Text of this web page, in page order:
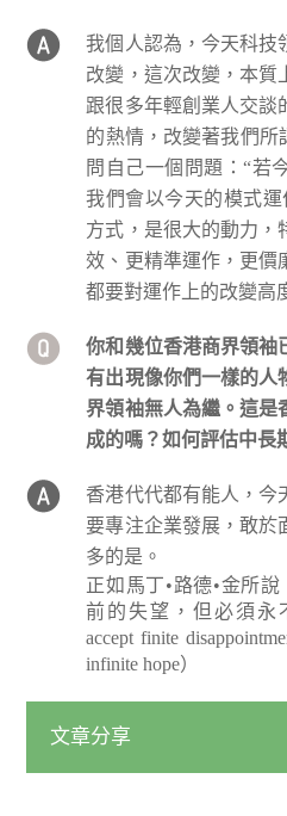
我個人認為，今天科技
改變，這次改變，本質
跟很多年輕創業人交談
的熱情，改變著我們所
問自己一個問題：“若
我們會以今天的模式
方式，是很大的動力，
效、更精準運作，更價
都要對運作上的改變高
你和幾位香港商界領袖
有出現像你們一樣的人
界領袖無人為繼。這是
成的嗎？如何評估中長
香港代代都有能人，今
要專注企業發展，敢於
多的是。
正如馬丁•路德•金所
前的失望，但必須永
accept finite
infinite hope）
文章分享